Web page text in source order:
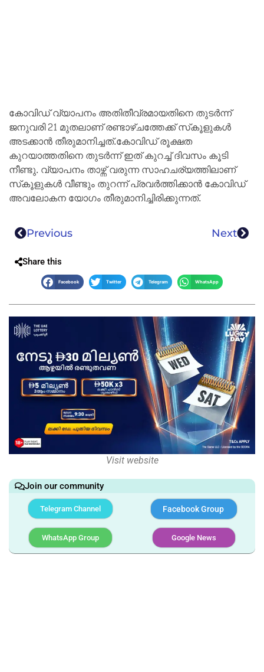
കോവിഡ് വ്യാപനം അതിതീവ്രമായതിനെ തുടര്‍ന്ന്
ജനുവരി 21 മുതലാണ് രണ്ടാഴ്ചത്തേക്ക് സ്‌കൂളുകള്‍
അടക്കാന്‍ തീരുമാനിച്ചത്.കോവിഡ് രൂക്ഷത
കുറയാത്തതിനെ തുടര്‍ന്ന് ഇത് കുറച്ച് ദിവസം കൂടി
നീണ്ടു. വ്യാപനം താഴ്ന്ന് വരുന്ന സാഹചര്യത്തിലാണ്
സ്‌കൂളുകള്‍ വീണ്ടും തുറന്ന് പ്രവര്‍ത്തിക്കാന്‍ കോവിഡ്
അവലോകന യോഗം തീരുമാനിച്ചിരിക്കുന്നത്.
Previous Next
Share this
Facebook Twitter Telegram WhatsApp
Visit website
Join our community
Telegram Channel Facebook Group
WhatsApp Group Google News